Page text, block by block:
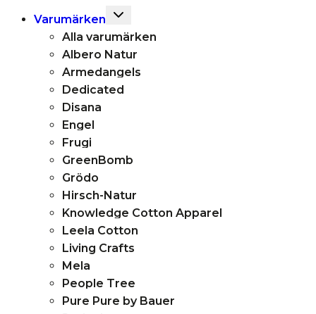
Varumärken
Toggle
menu
Alla varumärken
Albero Natur
Armedangels
Dedicated
Disana
Engel
Frugi
GreenBomb
Grödo
Hirsch-Natur
Knowledge Cotton Apparel
Leela Cotton
Living Crafts
Mela
People Tree
Pure Pure by Bauer